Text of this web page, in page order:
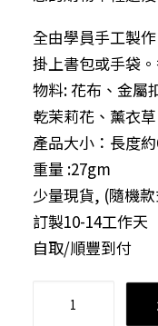
全由學員手工製
掛上書包或手袋
物料: 花布、金屬
乾茉莉花、薰衣
產品大小：長度
重量 :27gm
少量現貨, (隨機
訂製10-14工作天
自取/順豐到付